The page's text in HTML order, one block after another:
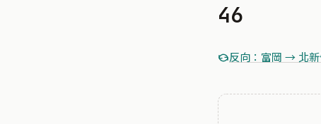
46
反向：富岡 → 北